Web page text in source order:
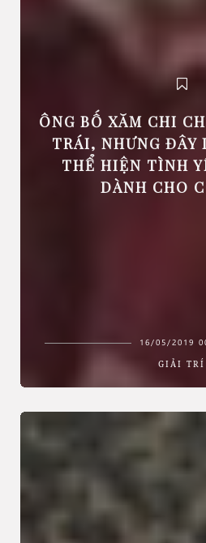
ÔNG BỐ XĂM CHI
TRÁI, NHƯNG ĐÂY
THỂ HIỆN TÌNH
DÀNH CHO
16/05/2019
GIẢI TRÍ